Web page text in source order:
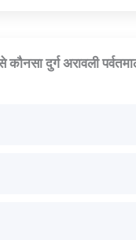
दुर्ग अरावली